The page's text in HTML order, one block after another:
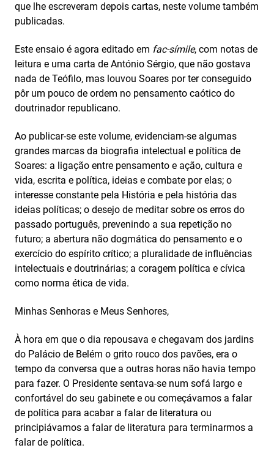
que lhe escreveram depois cartas, neste volume também
publicadas.
Este ensaio é agora editado em fac-símile, com notas de
leitura e uma carta de António Sérgio, que não gostava
nada de Teófilo, mas louvou Soares por ter conseguido
pôr um pouco de ordem no pensamento caótico do
doutrinador republicano.
Ao publicar-se este volume, evidenciam-se algumas
grandes marcas da biografia intelectual e política de
Soares: a ligação entre pensamento e ação, cultura e
vida, escrita e política, ideias e combate por elas; o
interesse constante pela História e pela história das
ideias políticas; o desejo de meditar sobre os erros do
passado português, prevenindo a sua repetição no
futuro; a abertura não dogmática do pensamento e o
exercício do espírito crítico; a pluralidade de influências
intelectuais e doutrinárias; a coragem política e cívica
como norma ética de vida.
Minhas Senhoras e Meus Senhores,
À hora em que o dia repousava e chegavam dos jardins
do Palácio de Belém o grito rouco dos pavões, era o
tempo da conversa que a outras horas não havia tempo
para fazer. O Presidente sentava-se num sofá largo e
confortável do seu gabinete e ou começávamos a falar
de política para acabar a falar de literatura ou
principiávamos a falar de literatura para terminarmos a
falar de política.